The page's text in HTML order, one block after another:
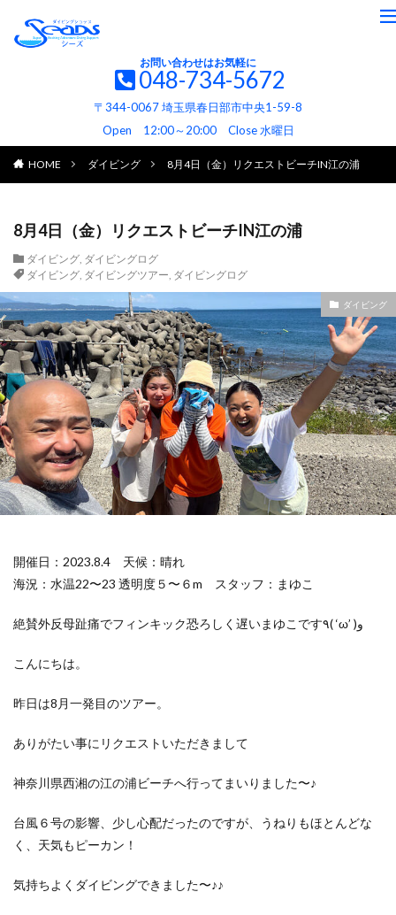
お問い合わせはお気軽に
048-734-5672
〒344-0067 埼玉県春日部市中央1-59-8
Open 12:00～20:00 Close 水曜日
HOME ダイビング 8月4日（金）リクエストビーチIN江の浦
8月4日（金）リクエストビーチIN江の浦
ダイビング, ダイビングログ
ダイビング, ダイビングツアー, ダイビングログ
ダイビング
開催日：2023.8.4 天候：晴れ
海況：水温22〜23 透明度５〜６m
スタッフ：まゆこ
絶賛外反母趾痛でフィンキック恐ろしく遅いまゆこです٩( ‘ω’ )و
こんにちは。
昨日は8月一発目のツアー。
ありがたい事にリクエストいただきまして
神奈川県西湘の江の浦ビーチへ行ってまいりました〜♪
台風６号の影響、少し心配だったのですが、うねりもほとんどな
く、天気もピーカン！
気持ちよくダイビングできました〜♪♪